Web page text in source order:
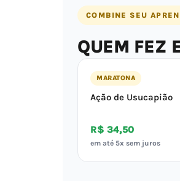
COMBINE SEU
QUEM FEZ
MARATONA
Ação de Usucapião
R$ 34,50
em até 5x sem juros